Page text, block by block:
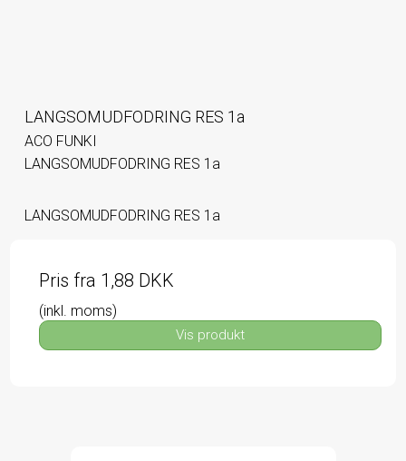
LANGSOMUDFODRING RES 1a
ACO FUNKI
LANGSOMUDFODRING RES 1a
LANGSOMUDFODRING RES 1a
Pris fra 1,88 DKK
(inkl. moms)
Vis produkt